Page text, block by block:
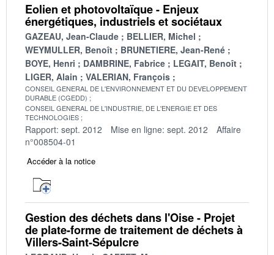
Eolien et photovoltaïque - Enjeux
énergétiques, industriels et sociétaux
GAZEAU, Jean-Claude
BELLIER, Michel
WEYMULLER, Benoît
BRUNETIERE, Jean-René
BOYE, Henri
DAMBRINE, Fabrice
LEGAIT, Benoît
LIGER, Alain
VALERIAN, François
CONSEIL GENERAL DE L'ENVIRONNEMENT ET DU DEVELOPPEMENT
DURABLE (CGEDD)
CONSEIL GENERAL DE L'INDUSTRIE, DE L'ENERGIE ET DES
TECHNOLOGIES
Rapport: sept. 2012 Mise en ligne: sept. 2012
Affaire
n°008504-01
Accéder à la notice
Gestion des déchets dans l'Oise - Projet
de plate-forme de traitement de déchets à
Villers-Saint-Sépulcre